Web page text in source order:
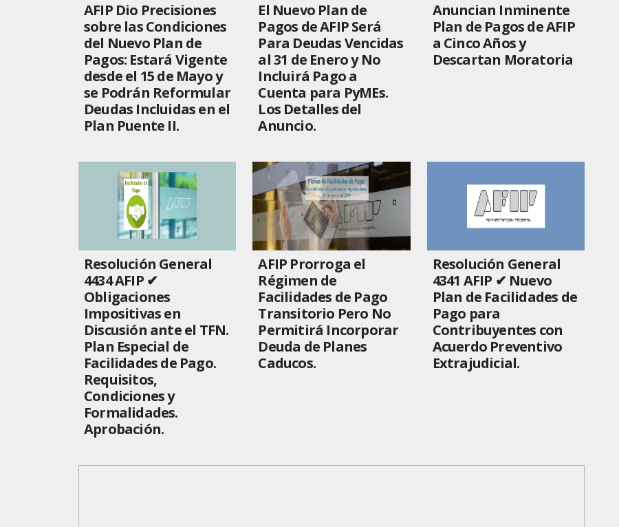
AFIP Dio Precisiones
sobre las Condiciones
del Nuevo Plan de
Pagos: Estará Vigente
desde el 15 de Mayo y
se Podrán Reformular
Deudas Incluidas en el
Plan Puente II.
El Nuevo Plan de
Pagos de AFIP Será
Para Deudas Vencidas
al 31 de Enero y No
Incluirá Pago a
Cuenta para PyMEs.
Los Detalles del
Anuncio.
Anuncian Inminente
Plan de Pagos de AFIP
a Cinco Años y
Descartan Moratoria
Resolución General
4434 AFIP ✔
Obligaciones
Impositivas en
Discusión ante el TFN.
Plan Especial de
Facilidades de Pago.
Requisitos,
Condiciones y
Formalidades.
Aprobación.
AFIP Prorroga el
Régimen de
Facilidades de Pago
Transitorio Pero No
Permitirá Incorporar
Deuda de Planes
Caducos.
Resolución General
4341 AFIP ✔ Nuevo
Plan de Facilidades de
Pago para
Contribuyentes con
Acuerdo Preventivo
Extrajudicial.